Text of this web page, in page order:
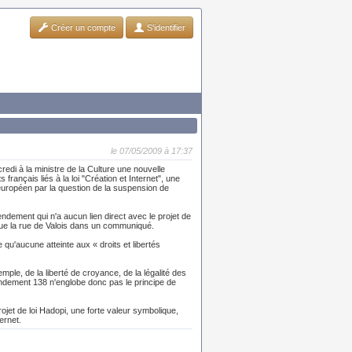
Créer un compte S'identifier
le 07/05/2009 à 17:37
à la ministre de la Culture une nouvelle
français liés à la loi "Création et Internet", une
par la question de la suspension de
qui n'a aucun lien direct avec le projet de
la rue de Valois dans un communiqué.
qu'aucune atteinte aux « droits et libertés
de la liberté de croyance, de la légalité des
138 n'englobe donc pas le principe de
de loi Hadopi, une forte valeur symbolique,